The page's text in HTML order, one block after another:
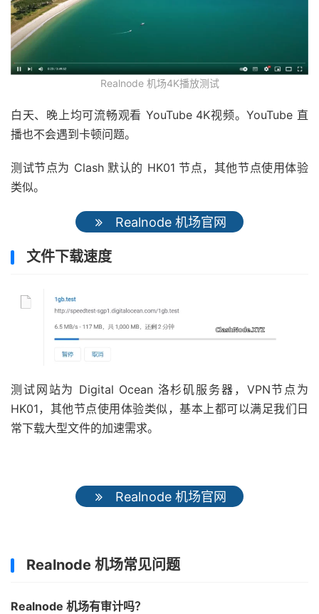
Realnode 机场4K播放测试
白天、晚上均可流畅观看 YouTube 4K视频。YouTube 直
播也不会遇到卡顿问题。
测试节点为 Clash 默认的 HK01 节点，其他节点使用体验
类似。
Realnode 机场官网
文件下载速度
测试网站为 Digital Ocean 洛杉矶服务器，VPN节点为
HK01，其他节点使用体验类似，基本上都可以满足我们日
常下载大型文件的加速需求。
Realnode 机场官网
Realnode 机场常见问题
Realnode 机场有审计吗？